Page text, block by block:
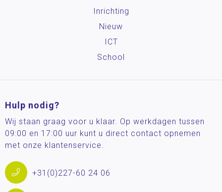
Inrichting
Nieuw
ICT
School
Hulp nodig?
Wij staan graag voor u klaar. Op werkdagen tussen
09:00 en 17:00 uur kunt u direct contact opnemen
met onze klantenservice.
+31(0)227-60 24 06